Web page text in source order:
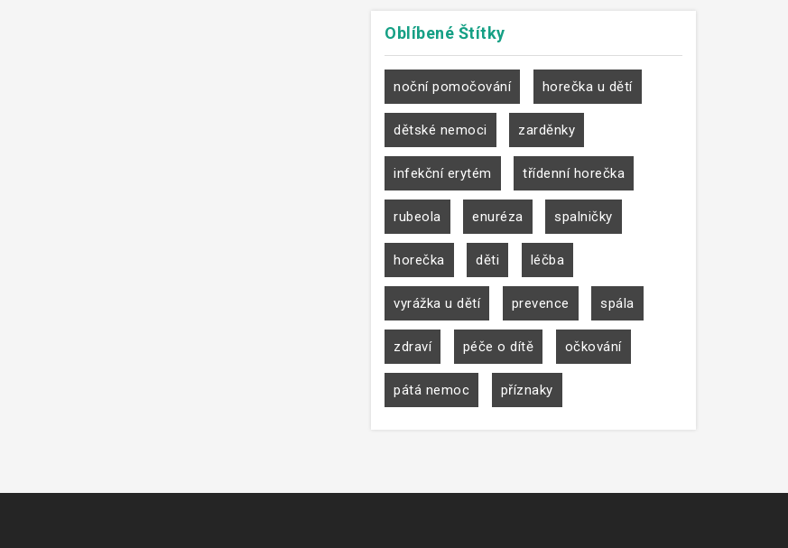
Oblíbené Štítky
noční pomočování horečka u dětí
dětské nemoci zarděnky
infekční erytém třídenní horečka
rubeola enuréza spalničky
horečka děti léčba
vyrážka u dětí prevence spála
zdraví péče o dítě očkování
pátá nemoc příznaky